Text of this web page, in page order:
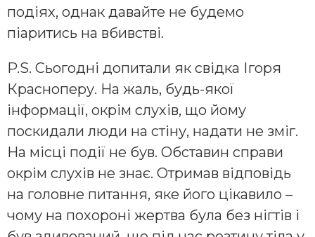
подіях, однак давайте не будемо
піаритись на вбивстві.
P.S. Сьогодні допитали як свідка Ігоря
Красноперу. На жаль, будь-якої
інформації, окрім слухів, що йому
поскидали люди на стіну, надати не зміг.
На місці події не був. Обставин справи
окрім слухів не знає. Отримав відповідь
на головне питання, яке його цікавило –
чому на похороні жертва була без нігтів і